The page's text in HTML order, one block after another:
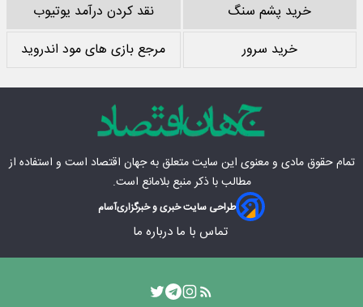
خرید پشم سنگ
نقد کردن درآمد یوتیوب
خرید سرور
مرجع بازی های مود اندروید
تمام حقوق مادی‌ و معنوی این سایت متعلق بهجهان اقتصاد است و استفاده از
مطالب با ذکر منبع بلامانع است.
طراحی سایت خبری و خبرگزاریآسام
تماس با ما درباره ما